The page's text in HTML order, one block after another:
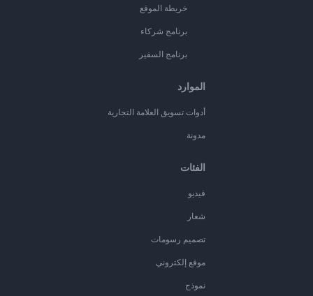
خريطة الموقع
برنامج شركاء
برنامج السفير
الموارد
أدوات تسويق العلامة التجارية
مدونة
الفئات
فيديو
شعار
تصميم رسومات
موقع إلكتروني
نموذج